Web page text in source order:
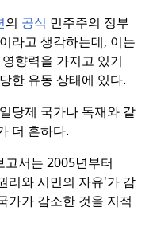
의 공식 민주주의 정부
라고 생각하는데, 이는
향력을 가지고 있기
한 유동 상태에 있다.
당제 국가나 독재와 같
더 흔하다.
고서는 2005년부터
리와 시민의 자유'가 감
가가 감소한 것을 지적